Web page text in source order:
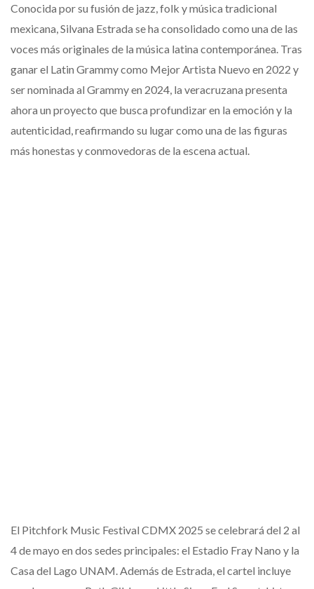
Conocida por su fusión de jazz, folk y música tradicional
mexicana, Silvana Estrada se ha consolidado como una de las
voces más originales de la música latina contemporánea. Tras
ganar el Latin Grammy como Mejor Artista Nuevo en 2022 y
ser nominada al Grammy en 2024, la veracruzana presenta
ahora un proyecto que busca profundizar en la emoción y la
autenticidad, reafirmando su lugar como una de las figuras
más honestas y conmovedoras de la escena actual.
El Pitchfork Music Festival CDMX 2025 se celebrará del 2 al
4 de mayo en dos sedes principales: el Estadio Fray Nano y la
Casa del Lago UNAM. Además de Estrada, el cartel incluye